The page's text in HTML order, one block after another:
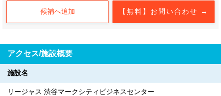
【無料】お問い合わせ →
候補へ追加
アクセス/施設概要
施設名
リージャス 渋谷マークシティビジネスセンター